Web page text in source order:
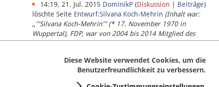
14:19, 21. Jul. 2015 DominikP (Diskussion Beiträge)
löschte Seite Entwurf:Silvana Koch-Mehrin (Inhalt war:
„'''Silvana Koch-Mehrin''' (* 17. November 1970 in
Wuppertal), FDP, war von 2004 bis 2014 Mitglied des
Europäischen Parlaments, seit November 2014 ist sie für
Diese Website verwendet Cookies, um die
Benutzerfreundlichkeit zu verbessern.